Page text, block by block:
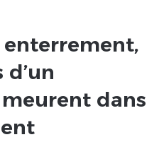
enterrement,
dans